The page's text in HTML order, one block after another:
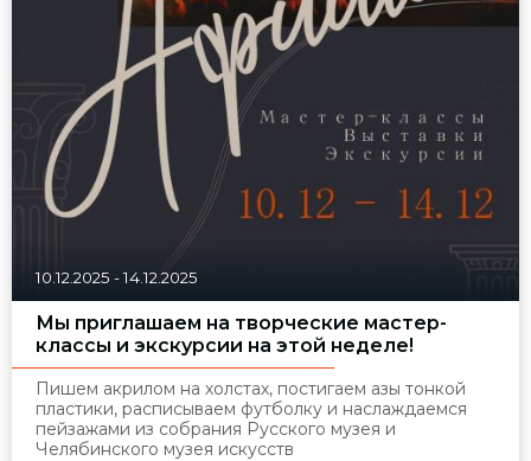
10.12.2025 -14.12.2025
Мы приглашаем на творческие мастер-
классы и экскурсии на этой неделе!
Пишем акрилом на холстах, постигаем азы тонкой
пластики, расписываем футболку и наслаждаемся
пейзажами из собрания Русского музея и
Челябинского музея искусств